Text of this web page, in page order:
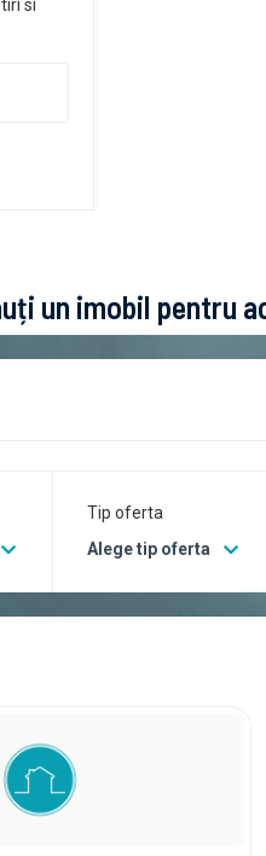
si
un imobil pentru
Tip oferta
Alege tip oferta